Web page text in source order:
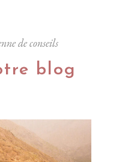
de conseils
blog